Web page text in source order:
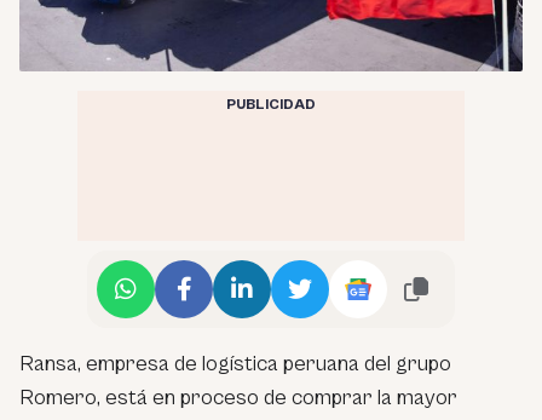
PUBLICIDAD
Ransa, empresa de logística peruana del grupo
Romero, está en proceso de comprar la mayor